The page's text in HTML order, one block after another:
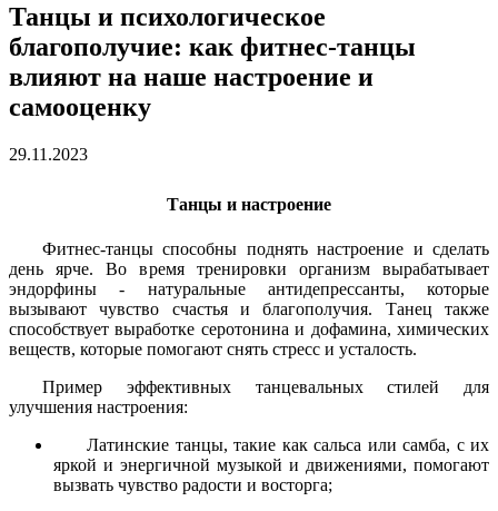
Танцы и психологическое
благополучие: как фитнес-танцы
влияют на наше настроение и
самооценку
29.11.2023
Танцы и настроение
Фитнес-танцы способны поднять настроение и сделать
день ярче. Во время тренировки организм вырабатывает
эндорфины - натуральные антидепрессанты, которые
вызывают чувство счастья и благополучия. Танец также
способствует выработке серотонина и дофамина, химических
веществ, которые помогают снять стресс и усталость.
Пример эффективных танцевальных стилей для
улучшения настроения:
Латинские танцы, такие как сальса или самба, с их
яркой и энергичной музыкой и движениями, помогают
вызвать чувство радости и восторга;